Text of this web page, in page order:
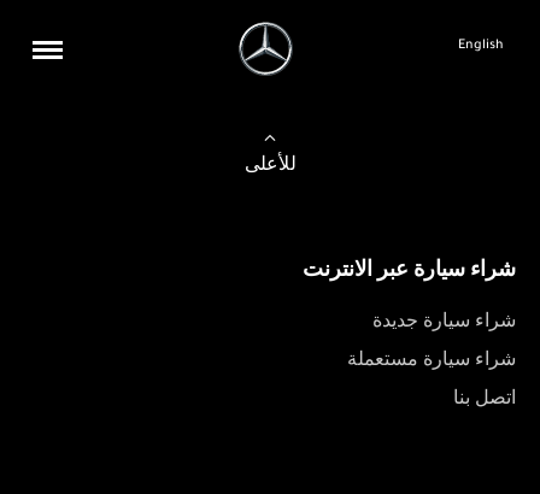
English
للأعلى
شراء سيارة عبر الانترنت
شراء سيارة جديدة
شراء سيارة مستعملة
اتصل بنا